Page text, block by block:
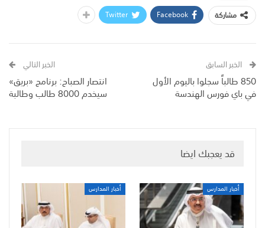
مشاركة
Facebook
Twitter
الخبر السابق
850 طالباً سجلوا باليوم الأول
في باي فورس الهندسة
الخبر التالي
انتصار الصباح: برنامج «بريق»
سيخدم 8000 طالب وطالبة
قد يعجبك ايضا
أخبار المدارس أخبار المدارس